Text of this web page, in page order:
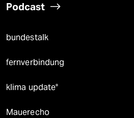
Podcast
bundestalk
fernverbindung
klima update°
Mauerecho